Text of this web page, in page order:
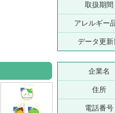
取扱期間
アレルギー
データ更新
企業名
住所
電話番号